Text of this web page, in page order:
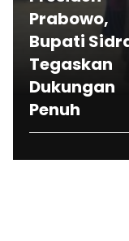
Prabowo,
Bupati
Tegaskan
Dukungan
Penuh
1.061
Merah Putih
Bersama
Presiden
Prabowo